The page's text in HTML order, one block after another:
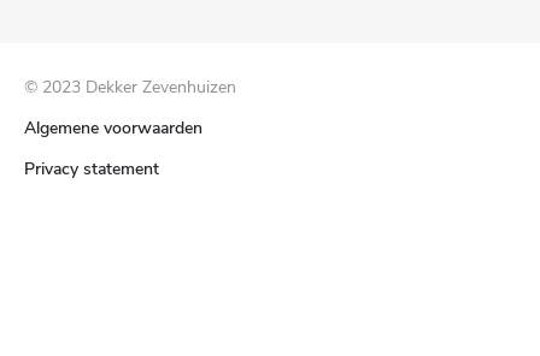
© 2023 Dekker Zevenhuizen
Algemene voorwaarden
Privacy statement